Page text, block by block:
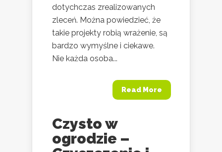
dotychczas zrealizowanych
zleceń. Można powiedzieć, że
takie projekty robią wrażenie, są
bardzo wymyślne i ciekawe.
Nie każda osoba...
Read More
Czysto w
ogrodzie –